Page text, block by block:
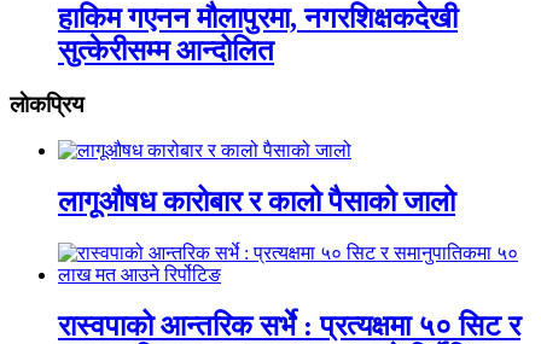
हाकिम गएनन मौलापुरमा, नगरशिक्षकदेखी
सुत्केरीसम्म आन्दोलित
लाेकप्रिय
लागूऔषध कारोबार र कालो पैसाको जालो
रास्वपाको आन्तरिक सर्भे : प्रत्यक्षमा ५० सिट र